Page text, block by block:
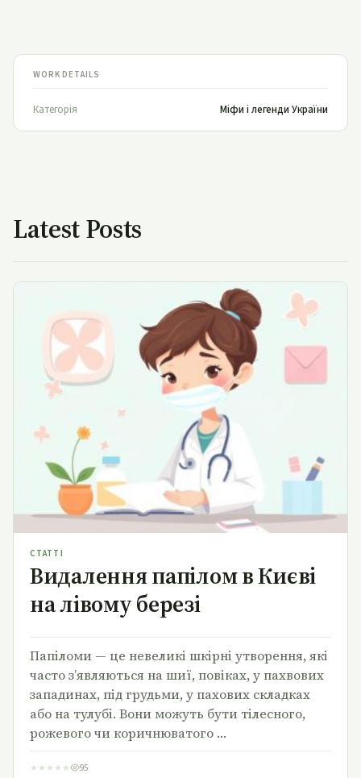
WORK DETAILS
Категорія Міфи і легенди України
Latest Posts
Видалення папілом в Києві на лівому березі
СТАТТІ
Видалення папілом в Києві
на лівому березі
Папіломи — це невеликі шкірні утворення, які
часто з’являються на шиї, повіках, у пахвових
западинах, під грудьми, у пахових складках
або на тулубі. Вони можуть бути тілесного,
рожевого чи коричнюватого …
★ ★ ★ ★ ★ 95